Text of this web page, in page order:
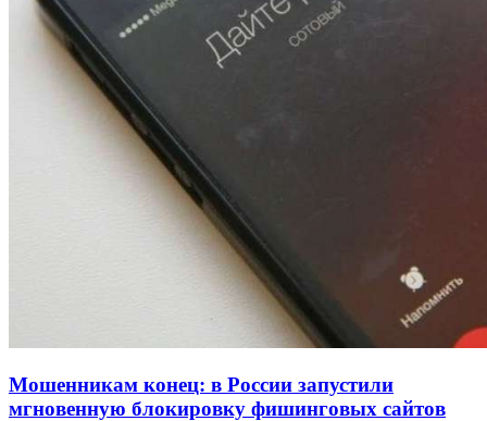
12:39
Сладкий праздник в Волгограде: в Центральном
парке прошёл фестиваль „Арбузный переполох“
Волгоградские компании нарастили экспорт:
заключены контракты на 3,6 млн долларов
Мошенникам конец: в России запустили
мгновенную блокировку фишинговых сайтов